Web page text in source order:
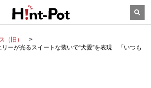
（旧）
ーが光るスイートな装いで“犬愛”を表現 「いつも